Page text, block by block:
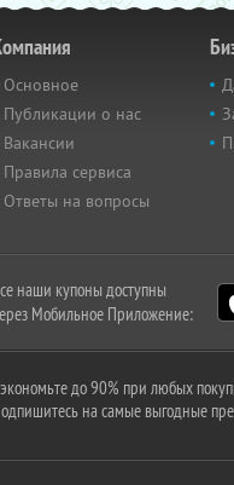
Основное
Публикации о нас
Вакансии
Правила сервиса
Ответы на вопросы
наши купоны доступны
Мобильное Приложение:
до 90% при любых
на самые выгодные